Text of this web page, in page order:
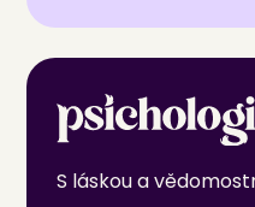
S láskou a